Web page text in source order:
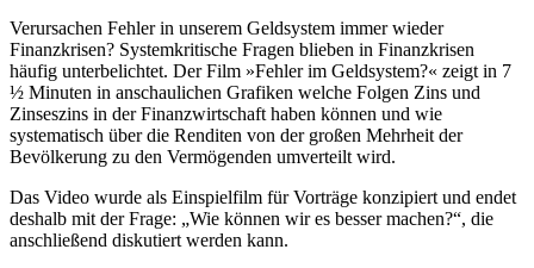
Verursachen Fehler in unserem Geldsystem immer wieder
Finanzkrisen? Systemkritische Fragen blieben in Finanzkrisen
häufig unterbelichtet. Der Film »Fehler im Geldsystem?« zeigt in 7
½ Minuten in anschaulichen Grafiken welche Folgen Zins und
Zinseszins in der Finanzwirtschaft haben können und wie
systematisch über die Renditen von der großen Mehrheit der
Bevölkerung zu den Vermögenden umverteilt wird.
Das Video wurde als Einspielfilm für Vorträge konzipiert und endet
deshalb mit der Frage: „Wie können wir es besser machen?“, die
anschließend diskutiert werden kann.